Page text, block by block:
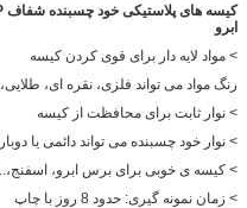
ابرو
> مواد لایه دار برای قوی کردن کیسه
رنگ مواد می تواند فلزی، نقره ای،
> نوار ثابت برای محافظت از کیسه
> نوار خود چسبنده می تواند دائمی یا
> کیسه ی خوبی برای برس ابرو،
> زمان نمونه گیری: حدود 8 روز با چاپ